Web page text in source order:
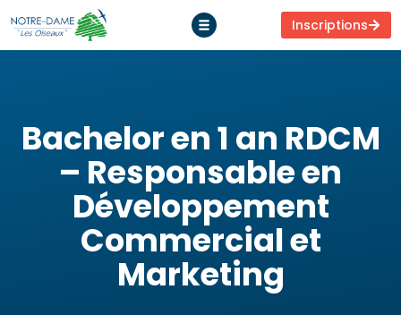
Inscriptions
Bachelor en 1 an RDCM
– Responsable en
Développement
Commercial et
Marketing